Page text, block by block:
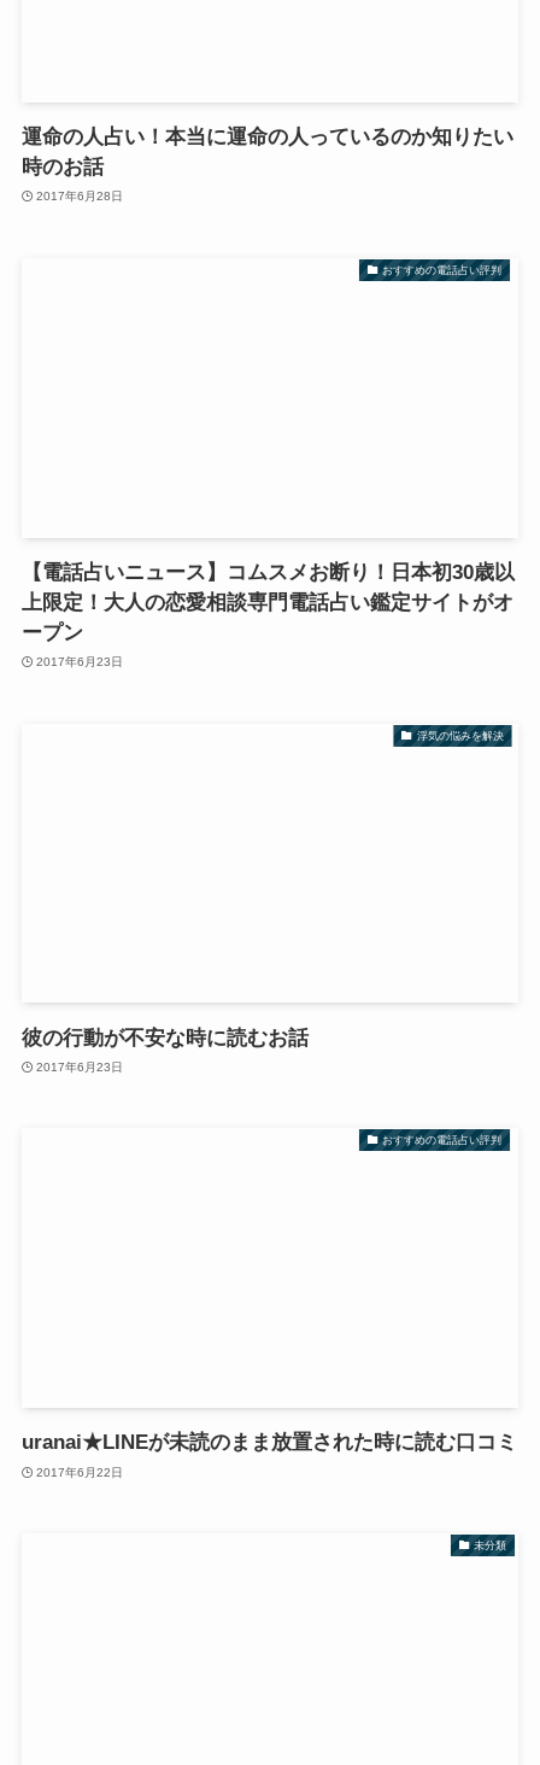
運命の人占い！本当に運命の人っているのか知りたい
時のお話
2017年6月28日
おすすめの電話占い評判
【電話占いニュース】コムスメお断り！日本初30歳以
上限定！大人の恋愛相談専門電話占い鑑定サイトがオ
ープン
2017年6月23日
浮気の悩みを解決
彼の行動が不安な時に読むお話
2017年6月23日
おすすめの電話占い評判
uranai★LINEが未読のまま放置された時に読む口コミ
2017年6月22日
未分類